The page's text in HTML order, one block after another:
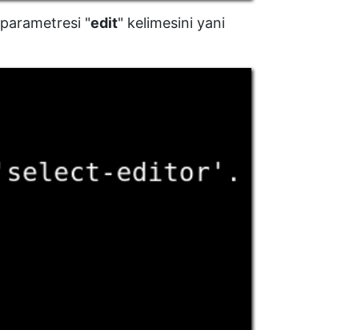
parametresi "edit" kelimesini yani